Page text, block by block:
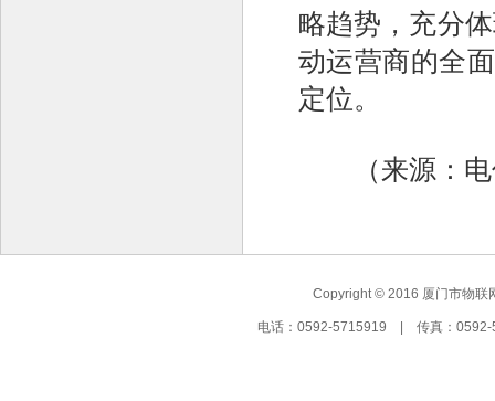
略趋势，充分
动运营商的全
定位。
（来源：电
Copyright © 2016 厦门市物
电话：0592-5715919 | 传真：0592-